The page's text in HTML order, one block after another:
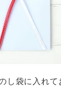
し袋に入れて